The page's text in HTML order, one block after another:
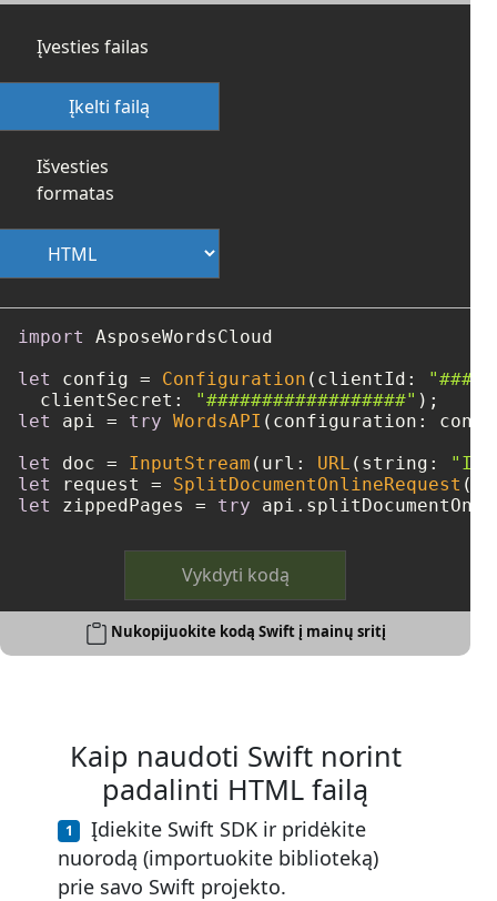
Įvesties failas
Įkelti failą
Išvesties
formatas
import
AsposeWordsCloud
let
config = Configuration (clientId:
  clientSecret:
"##################"
let
api = try WordsAPI (configuration:
let
doc = InputStream (url: URL (string:
let
request = SplitDocumentOnlineRequest
let
zippedPages = try
Vykdyti kodą
Nukopijuokite kodą Swift į mainų sritį
Kaip naudoti Swift norint
padalinti HTML failą
Įdiekite Swift SDK ir pridėkite
nuorodą (importuokite biblioteką)
prie savo Swift projekto.